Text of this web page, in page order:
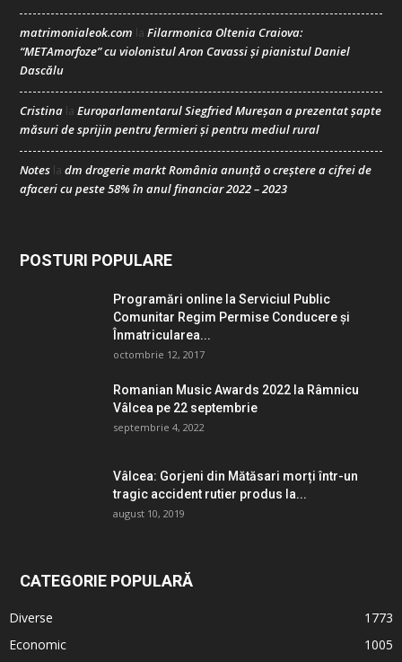
matrimonialeok.com la Filarmonica Oltenia Craiova:
“METAmorfoze” cu violonistul Aron Cavassi și pianistul Daniel
Dascălu
Cristina la Europarlamentarul Siegfried Mureșan a prezentat șapte
măsuri de sprijin pentru fermieri și pentru mediul rural
Notes la dm drogerie markt România anunță o creștere a cifrei de
afaceri cu peste 58% în anul financiar 2022 – 2023
POSTURI POPULARE
Programări online la Serviciul Public
Comunitar Regim Permise Conducere şi
Înmatricularea...
octombrie 12, 2017
Romanian Music Awards 2022 la Râmnicu
Vâlcea pe 22 septembrie
septembrie 4, 2022
Vâlcea: Gorjeni din Mătăsari morți într-un
tragic accident rutier produs la...
august 10, 2019
CATEGORIE POPULARĂ
Diverse
1773
Economic
1005